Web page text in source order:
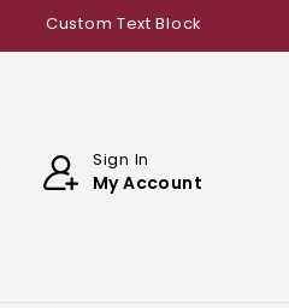
Custom Text Block
Sign In
My Account